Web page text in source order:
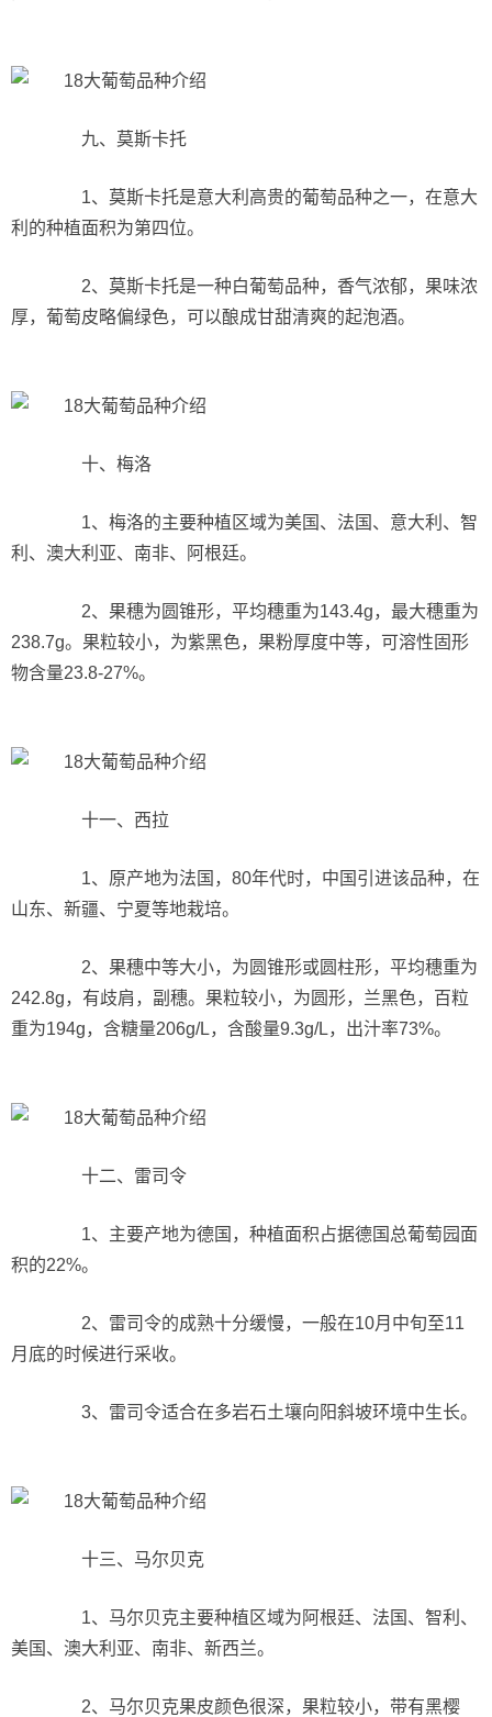
九、莫斯卡托
1、莫斯卡托是意大利高贵的葡萄品种之一，在意大
利的种植面积为第四位。
2、莫斯卡托是一种白葡萄品种，香气浓郁，果味浓
厚，葡萄皮略偏绿色，可以酿成甘甜清爽的起泡酒。
十、梅洛
1、梅洛的主要种植区域为美国、法国、意大利、智
利、澳大利亚、南非、阿根廷。
2、果穗为圆锥形，平均穗重为143.4g，最大穗重为
238.7g。果粒较小，为紫黑色，果粉厚度中等，可溶性固形
物含量23.8-27%。
十一、西拉
1、原产地为法国，80年代时，中国引进该品种，在
山东、新疆、宁夏等地栽培。
2、果穗中等大小，为圆锥形或圆柱形，平均穗重为
242.8g，有歧肩，副穗。果粒较小，为圆形，兰黑色，百粒
重为194g，含糖量206g/L，含酸量9.3g/L，出汁率73%。
十二、雷司令
1、主要产地为德国，种植面积占据德国总葡萄园面
积的22%。
2、雷司令的成熟十分缓慢，一般在10月中旬至11
月底的时候进行采收。
3、雷司令适合在多岩石土壤向阳斜坡环境中生长。
十三、马尔贝克
1、马尔贝克主要种植区域为阿根廷、法国、智利、
美国、澳大利亚、南非、新西兰。
2、马尔贝克果皮颜色很深，果粒较小，带有黑樱